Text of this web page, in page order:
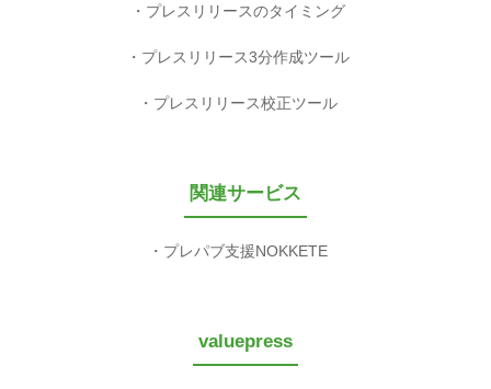
プレスリリースのタイミング
プレスリリース3分作成ツール
プレスリリース校正ツール
関連サービス
プレパブ支援NOKKETE
valuepress